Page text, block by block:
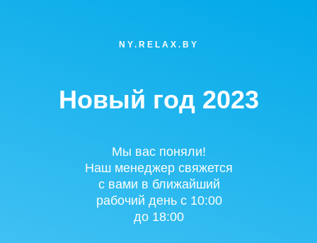
NY.RELAX.BY
Новый год 2023
Мы вас поняли!
Наш менеджер свяжется
с вами в ближайший
рабочий день с 10:00
до 18:00